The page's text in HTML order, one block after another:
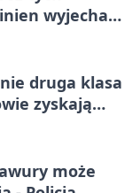
wyjechać
druga klasa
zyskają
może